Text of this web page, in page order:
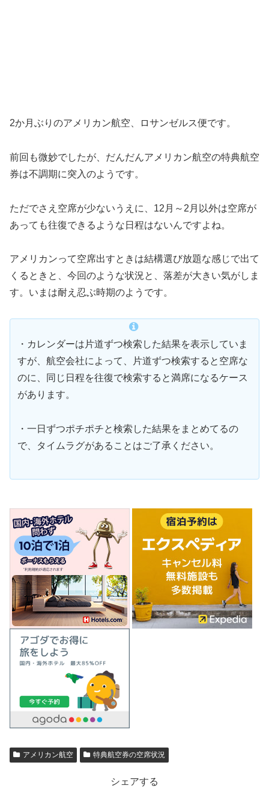
2か月ぶりのアメリカン航空、ロサンゼルス便です。
前回も微妙でしたが、だんだんアメリカン航空の特典航空
券は不調期に突入のようです。
ただでさえ空席が少ないうえに、12月～2月以外は空席が
あっても往復できるような日程はないんですよね。
アメリカンって空席出すときは結構選び放題な感じで出て
くるときと、今回のような状況と、落差が大きい気がしま
す。いまは耐え忍ぶ時期のようです。
・カレンダーは片道ずつ検索した結果を表示していま
すが、航空会社によって、片道ずつ検索すると空席な
のに、同じ日程を往復で検索すると満席になるケース
があります。
・一日ずつポチポチと検索した結果をまとめてるの
で、タイムラグがあることはご了承ください。
アメリカン航空 特典航空券の空席状況
シェアする